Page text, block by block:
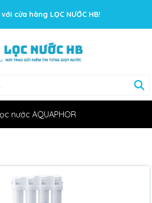
cửa hàng LỌC NƯỚC HB!
nước AQUAPHOR